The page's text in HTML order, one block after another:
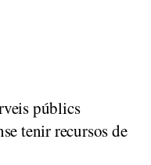
públics
tenir recursos de